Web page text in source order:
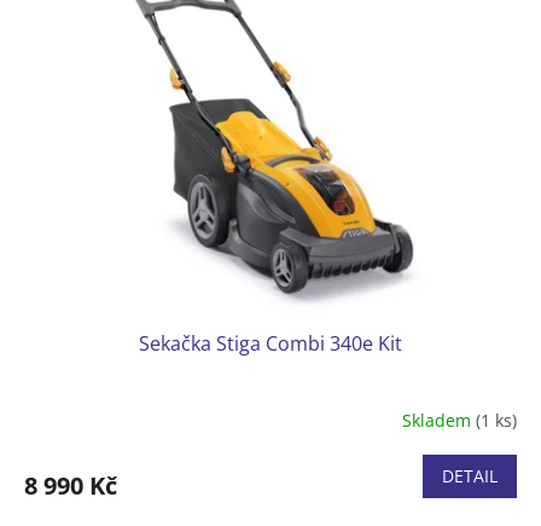
Produktová řada ESSENTIAL
Sekačka Stiga Combi 340e Kit
Skladem (1 ks)
8 990 Kč DETAIL